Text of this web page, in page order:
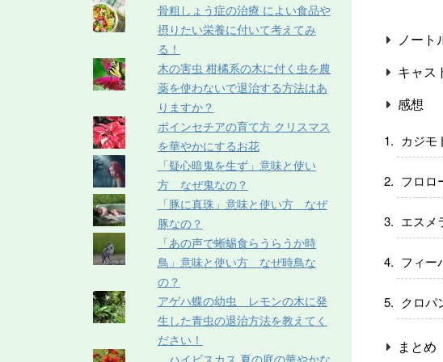
ノー
キャス
感想
カジ
フロ
エス
フィ
クロ
まとめ
骨粗しょう症の治療 によい食品や
摂りたい栄養に付いて考えてみ
る！
木の害虫 柑橘系の木に付く虫を農
薬を使わないで退治する方法はあ
りますか？
ポインセチアの育て方 クリスマス
を華やかにするお花
「疑心暗鬼を生ず」意味と使い
方 なぜ鬼なの？
「豚に真珠」意味と使い方 なぜ
豚なの？
「あの声で蜥蜴食らうらうか時
鳥」意味と使い方 なぜ時鳥な
の？
アゲハ蝶の幼虫 レモンの木に発
生した青虫の退治方法を教えてく
ださい！